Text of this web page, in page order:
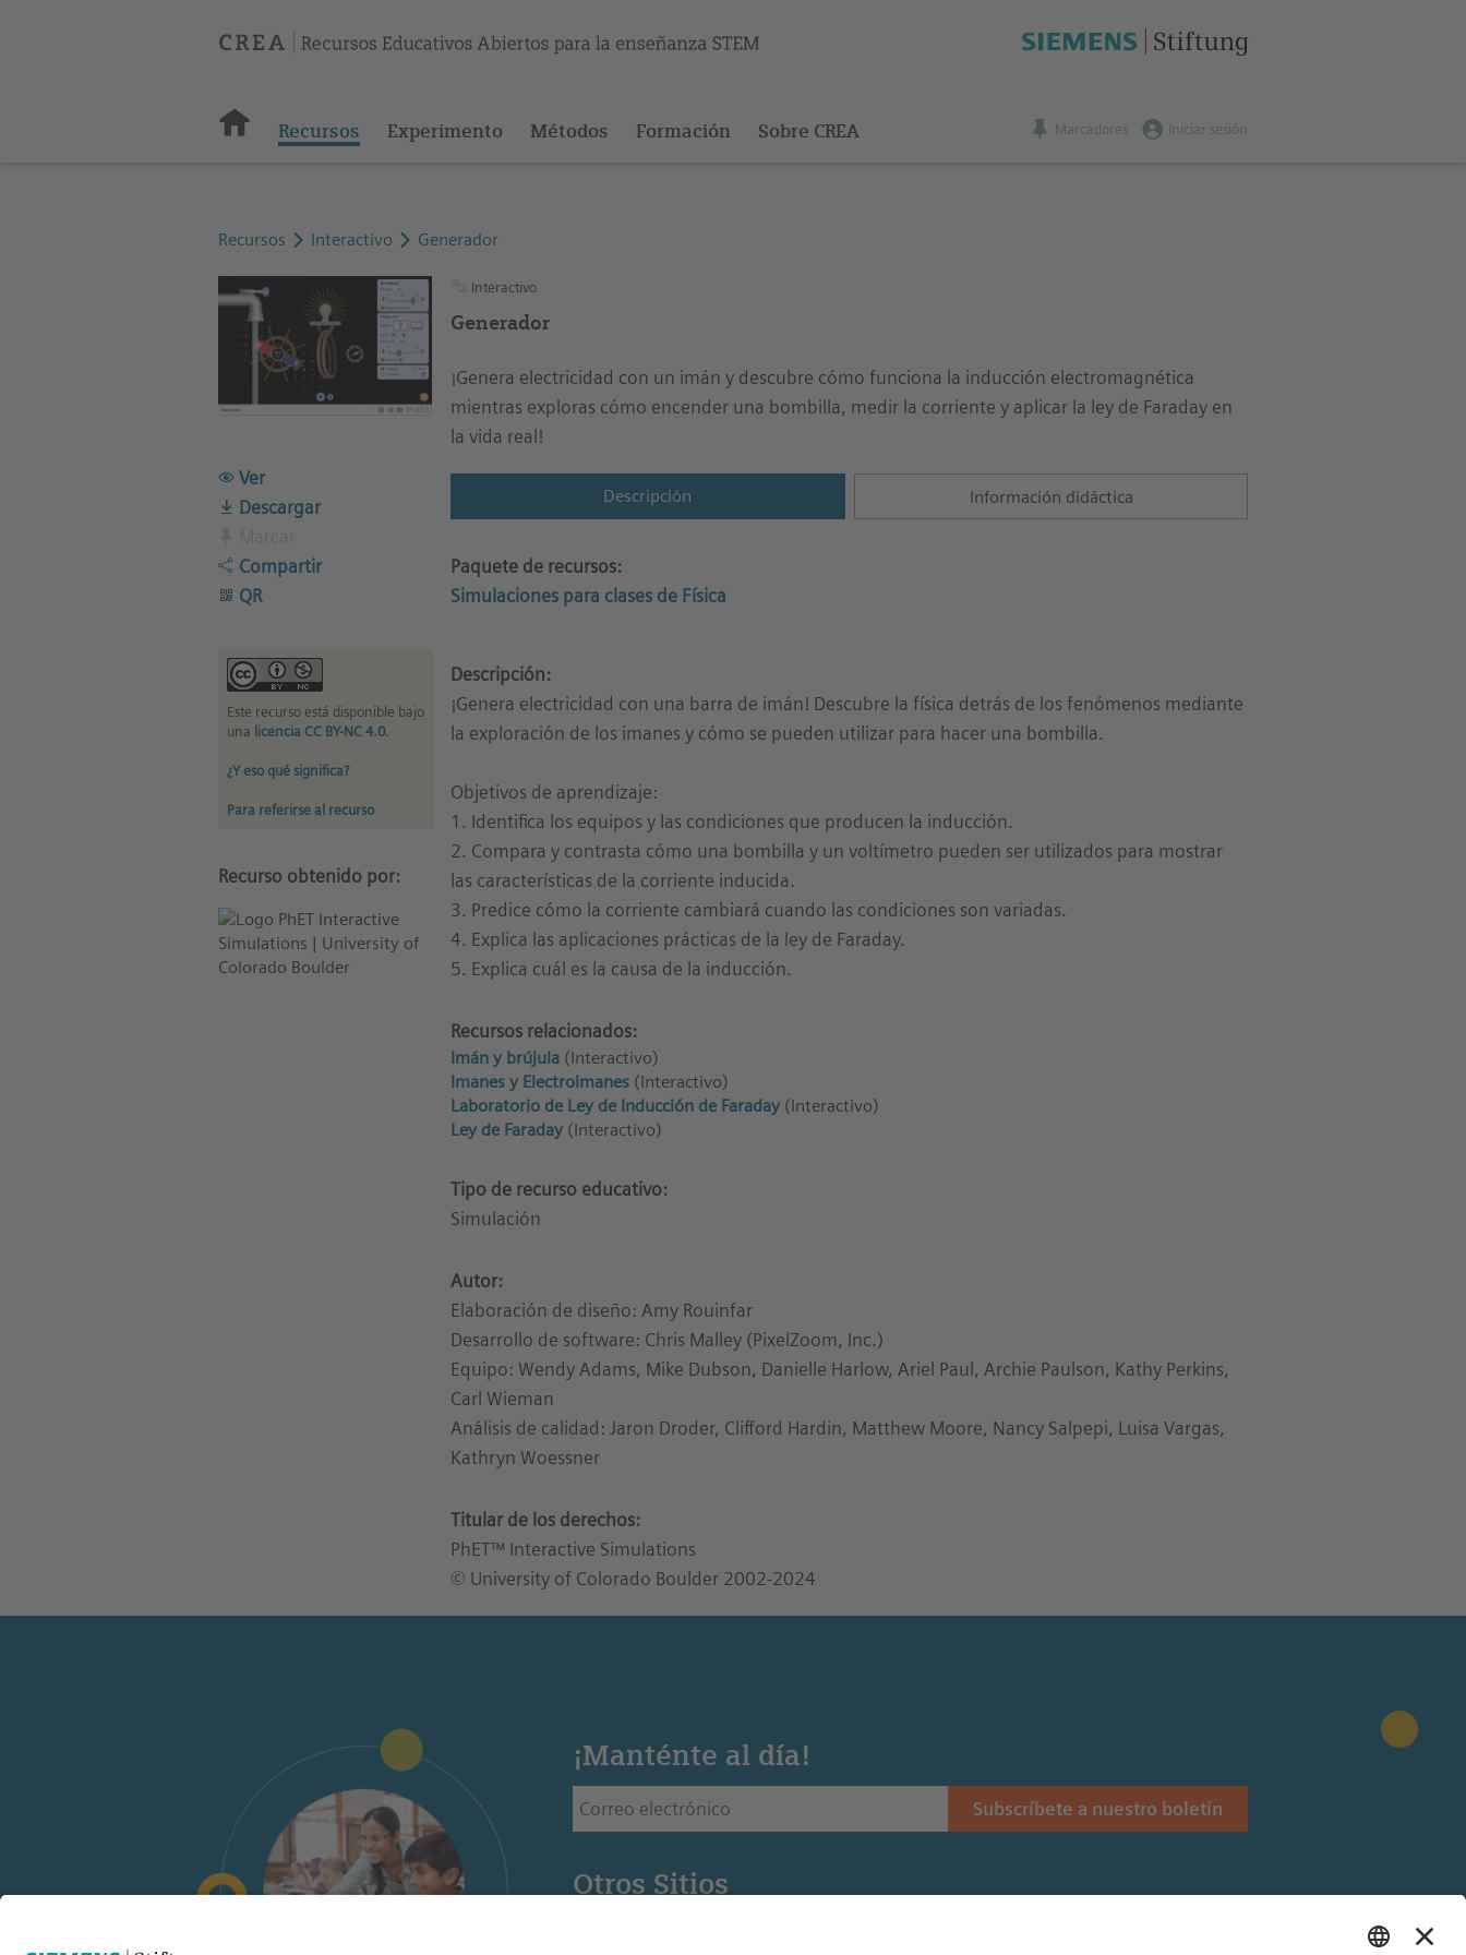
Recursos Experimento Métodos Formación Sobre CREA Marcadores Iniciar sesión
Recursos Interactivo Generador
Ver
Descargar
Compartir
QR
Este recurso está disponible bajo
una licencia CC BY-NC 4.0.
¿Y eso qué significa?
Para referirse al recurso
Recurso obtenido por:
Interactivo
Generador
¡Genera electricidad con un imán y descubre cómo funciona la inducción electromagnética
mientras exploras cómo encender una bombilla, medir la corriente y aplicar la ley de Faraday en
la vida real!
Descripción Información didáctica
Paquete de recursos:
Simulaciones para clases de Física
Descripción:
¡Genera electricidad con una barra de imán! Descubre la física detrás de los fenómenos mediante
la exploración de los imanes y cómo se pueden utilizar para hacer una bombilla.
Objetivos de aprendizaje:
1. Identifica los equipos y las condiciones que producen la inducción.
2. Compara y contrasta cómo una bombilla y un voltímetro pueden ser utilizados para mostrar
las características de la corriente inducida.
3. Predice cómo la corriente cambiará cuando las condiciones son variadas.
4. Explica las aplicaciones prácticas de la ley de Faraday.
5. Explica cuál es la causa de la inducción.
Recursos relacionados:
Imán y brújula (Interactivo)
Imanes y Electroimanes (Interactivo)
Laboratorio de Ley de Inducción de Faraday (Interactivo)
Ley de Faraday (Interactivo)
Tipo de recurso educativo:
Simulación
Autor:
Elaboración de diseño: Amy Rouinfar
Desarrollo de software: Chris Malley (PixelZoom, Inc.)
Equipo: Wendy Adams, Mike Dubson, Danielle Harlow, Ariel Paul, Archie Paulson, Kathy Perkins,
Carl Wieman
Análisis de calidad: Jaron Droder, Clifford Hardin, Matthew Moore, Nancy Salpepi, Luisa Vargas,
Kathryn Woessner
Titular de los derechos:
PhET™ Interactive Simulations
© University of Colorado Boulder 2002-2024
¡Manténte al día!
Subscríbete a nuestro boletín
Otros Sitios